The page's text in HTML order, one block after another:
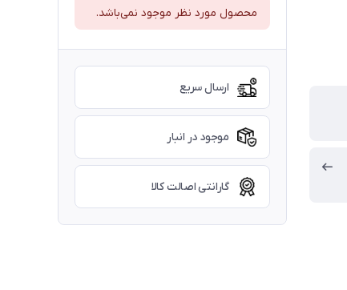
محصول مورد نظر موجود نمی‌باشد.
ارسال سریع
موجود در انبار
گارانتی اصالت کالا